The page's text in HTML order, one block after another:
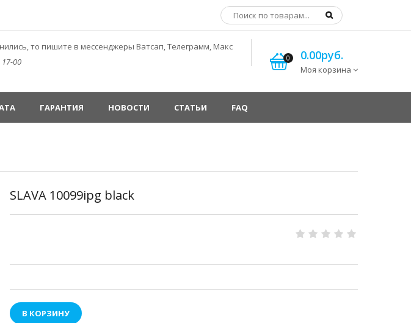
то пишите в мессенджеры Ватсап, Телеграмм, Макс
00
0 0.00руб.
Моя корзина
ГАРАНТИЯ НОВОСТИ СТАТЬИ FAQ
SLAVA 10099ipg black
В КОРЗИНУ